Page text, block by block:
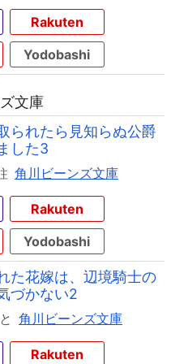
Rakuten
Yodobashi
文庫
られたら見知らぬ公爵
した3
角川ビーンズ文庫
Rakuten
Yodobashi
た花嫁は、辺境騎士の
づかない2
角川ビーンズ文庫
Rakuten